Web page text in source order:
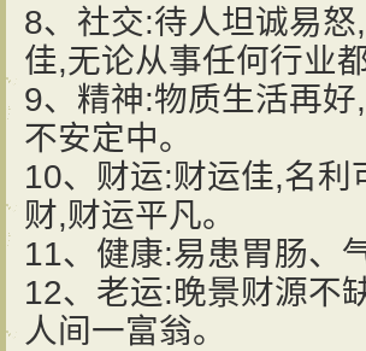
8、社交:待人坦诚易
佳,无论从事任何行业
9、精神:物质生活再
不安定中。
10、财运:财运佳,名
财,财运平凡。
11、健康:易患胃肠、
12、老运:晚景财源不
人间一富翁。